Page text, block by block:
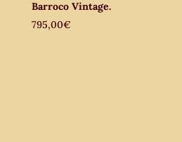
Barroco Vintage.
795,00€